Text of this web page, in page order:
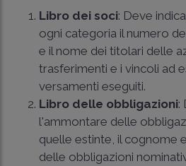
Libro dei soci: Deve
ogni categoria il numero
e il nome dei titolari delle
trasferimenti e i vincoli ad
versamenti eseguiti.
Libro delle obbligazioni:
l'ammontare delle
quelle estinte, il cognome
delle obbligazioni